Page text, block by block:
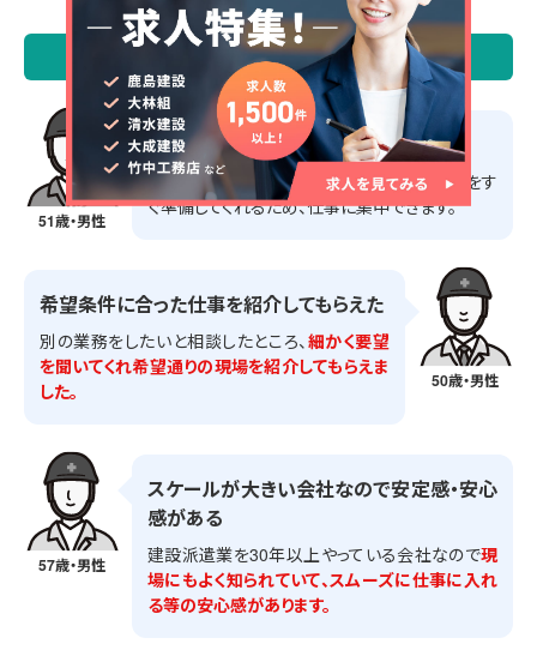
\ 施工管理求人サーチ 転職成功者の声 /
51歳・男性
担当営業のサポートが良い
在籍証明書や源泉徴収票などの必要な書類をす
ぐ準備してくれるため、仕事に集中できます。
50歳・男性
希望条件に合った仕事を紹介してもらえた
別の業務をしたいと相談したところ、 細かく要望
を聞いてくれ希望通りの現場を紹介してもらえま
した。
57歳・男性
スケールが大きい会社なので安定感・安心
感がある
建設派遣業を30年以上やっている会社なので現
場にもよく知られていて、スムーズに仕事に入れ
る等の安心感があります。